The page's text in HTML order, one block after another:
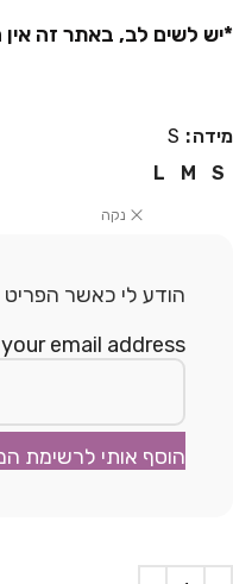
*יש לשים לב, באתר זה
מידה
S
S
M
L
נקה
הודע לי כאשר
email address
הוסף אותי לרשימת